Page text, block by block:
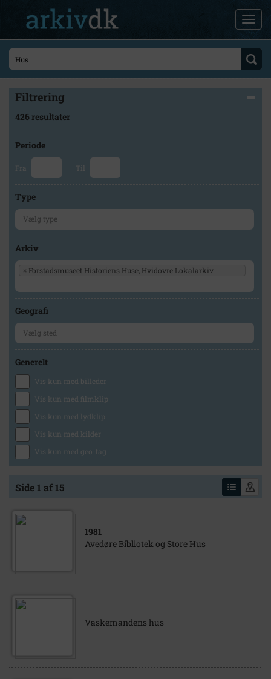
Filtrering
426 resultater
Periode
Fra Til
Type
Arkiv
× Forstadsmuseet Historiens Huse, Hvidovre Lokalarkiv
Geografi
Generelt
Vis kun med billeder
Vis kun med filmklip
Vis kun med lydklip
Vis kun med kilder
Vis kun med geo-tag
Side 1 af 15
1981
Avedøre Bibliotek og Store Hus
Vaskemandens hus